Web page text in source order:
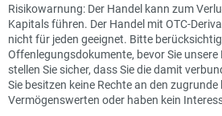
Risikowarnung: Der Handel kann zum
Kapitals führen. Der Handel mit OTC-
nicht für jeden geeignet. Bitte
Offenlegungsdokumente, bevor Sie unsere
stellen Sie sicher, dass Sie die damit
Sie besitzen keine Rechte an den zugrunde
Vermögenswerten oder haben kein